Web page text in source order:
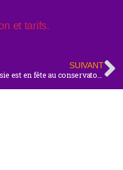
et tarifs.
SUIVANT